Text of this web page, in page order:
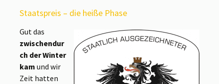
Staatspreis – die heiße Phase
Gut das
zwischendur
ch der Winter
kam und wir
Zeit hatten